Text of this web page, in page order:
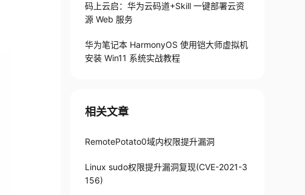
码上云启：华为云码道+Skill 一键部署云资
源 Web 服务
华为笔记本 HarmonyOS 使用铠大师虚拟机
安装 Win11 系统实战教程
相关文章
RemotePotato0域内权限提升漏洞
Linux sudo权限提升漏洞复现(CVE-2021-3
156)